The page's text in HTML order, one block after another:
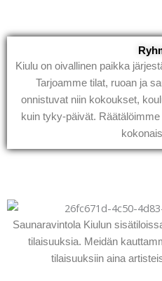
Kiulu on oivallinen paikka
Tarjoamme tilat, ruoan ja
onnistuvat niin kokoukset,
kuin tyky-päivät.
Saunaravintola Kiulun
tilaisuuksia. Meidän
tilaisuuksiin aina